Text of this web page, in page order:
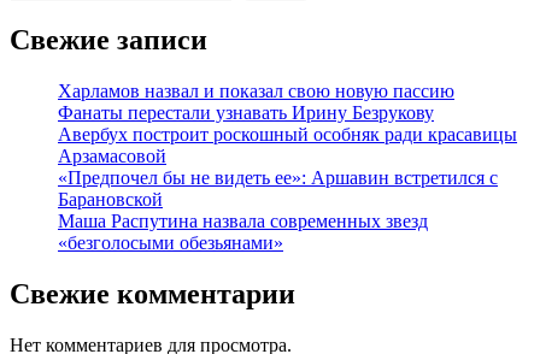
Свежие записи
Харламов назвал и показал свою новую пассию
Фанаты перестали узнавать Ирину Безрукову
Авербух построит роскошный особняк ради красавицы
Арзамасовой
«Предпочел бы не видеть ее»: Аршавин встретился с
Барановской
Маша Распутина назвала современных звезд
«безголосыми обезьянами»
Свежие комментарии
Нет комментариев для просмотра.